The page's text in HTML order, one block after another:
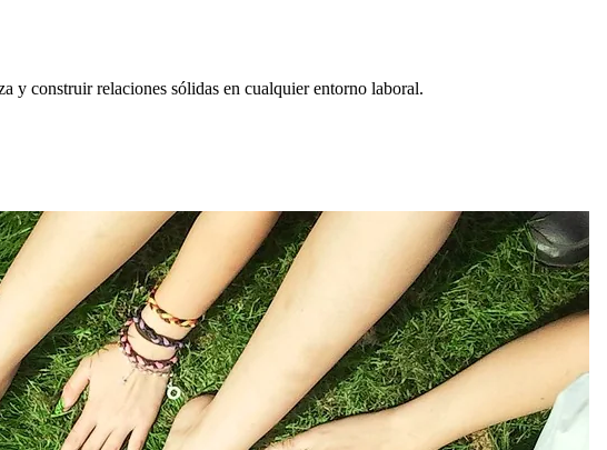
y construir relaciones sólidas en cualquier entorno laboral.